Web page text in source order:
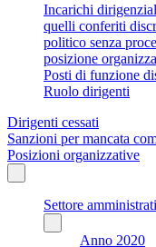
Incarichi
quelli conferiti
politico senza
posizione
Posti di funzione
Ruolo dirigenti
Dirigenti cessati
Sanzioni per mancata
Posizioni organizzative
Settore
Anno 2020